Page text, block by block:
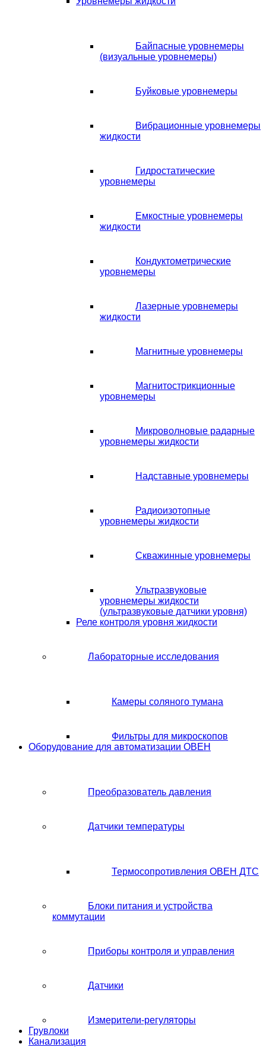
Байпасные уровнемеры
(визуальные уровнемеры)
Буйковые уровнемеры
Вибрационные уровнемеры
жидкости
Гидростатические
уровнемеры
Емкостные уровнемеры
жидкости
Кондуктометрические
уровнемеры
Лазерные уровнемеры
жидкости
Магнитные уровнемеры
Магнитострикционные
уровнемеры
Микроволновые радарные
уровнемеры жидкости
Надставные уровнемеры
Радиоизотопные
уровнемеры жидкости
Скважинные уровнемеры
Ультразвуковые
уровнемеры жидкости
(ультразвуковые датчики уровня)
Реле контроля уровня жидкости
Лабораторные исследования
Камеры соляного тумана
Фильтры для микроскопов
Оборудование для автоматизации ОВЕН
Преобразователь давления
Датчики температуры
Термосопротивления ОВЕН ДТС
Блоки питания и устройства
коммутации
Приборы контроля и управления
Датчики
Измерители-регуляторы
Грувлоки
Канализация